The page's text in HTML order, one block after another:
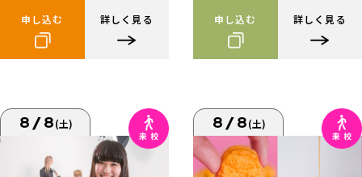
申し込む 詳しく見る 申し込む 詳しく見る
8/8(土) 8/8(土)